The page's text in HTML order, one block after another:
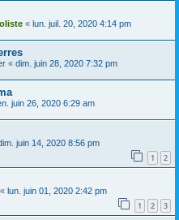
« lun. juil. 20, 2020 4:14 pm
« dim. juin 28, 2020 7:32 pm
juin 26, 2020 6:29 am
juin 14, 2020 8:56 pm
1 2
« lun. juin 01, 2020 2:42 pm
1 2 3